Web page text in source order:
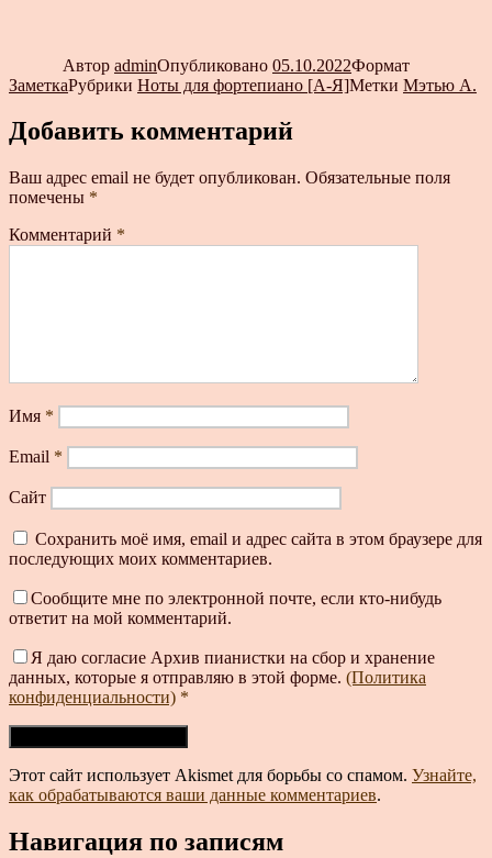
Автор adminОпубликовано 05.10.2022Формат
ЗаметкаРубрики Ноты для фортепиано [А-Я]Метки Мэтью А.
Добавить комментарий
Ваш адрес email не будет опубликован. Обязательные поля
помечены *
Комментарий *
Имя *
Email *
Сайт
Сохранить моё имя, email и адрес сайта в этом браузере для
последующих моих комментариев.
Сообщите мне по электронной почте, если кто-нибудь
ответит на мой комментарий.
Я даю согласие Архив пианистки на сбор и хранение
данных, которые я отправляю в этой форме. (Политика
конфиденциальности) *
Этот сайт использует Akismet для борьбы со спамом. Узнайте,
как обрабатываются ваши данные комментариев.
Навигация по записям